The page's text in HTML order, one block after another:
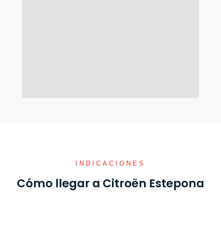
INDICACIONES
Cómo llegar a Citroën Estepona